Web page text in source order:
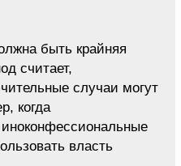
быть крайняя
считает,
случаи могут
когда
власть